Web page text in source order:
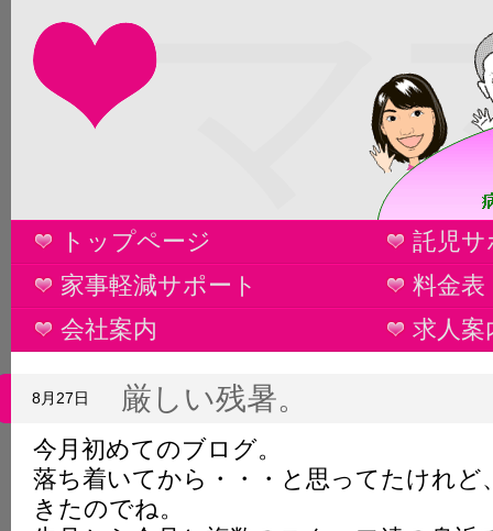
マ
トップページ
託児
家事軽減サポート
料金表
会社案内
求人案
厳しい残暑。
8月27日
今月初めてのブログ。
落ち着いてから・・・と思ってたけれど
きたのでね。